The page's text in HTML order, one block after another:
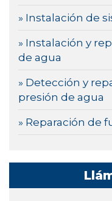
» Instalación de
» Instalación y
de agua
» Detección y
presión de agua
» Reparación de